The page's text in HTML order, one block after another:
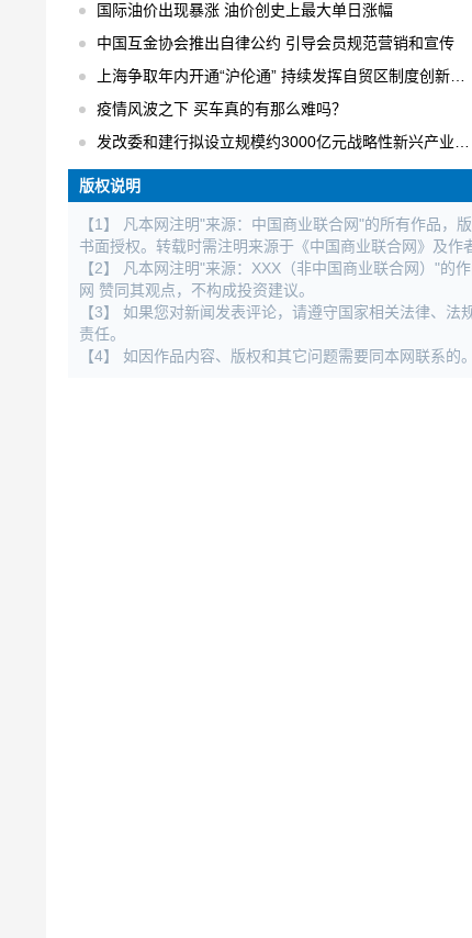
国际油价出现暴涨 油价创史上最大单日涨幅
中国互金协会推出自律公约 引导会员规范营销和宣传
上海争取年内开通“沪伦通” 持续发挥自贸区制度创新优势
疫情风波之下 买车真的有那么难吗？
发改委和建行拟设立规模约3000亿元战略性新兴产业发展基金
版权说明
【1】 凡本网注明"来源：中国商业联合网"的所有作品
书面授权。转载时需注明来源于《中国商业联合网》及作
【2】 凡本网注明"来源：XXX（非中国商业联合网）"
网 赞同其观点，不构成投资建议。
【3】 如果您对新闻发表评论，请遵守国家相关法律、
责任。
【4】 如因作品内容、版权和其它问题需要同本网联系的。